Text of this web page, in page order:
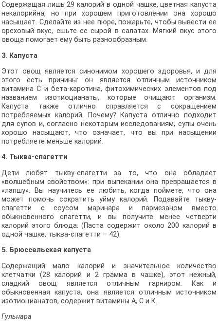
Содержащая лишь 29 калорий в одной чашке, цветная капуста
некалорийна, но при хорошем приготовлении она хорошо
насыщает. Сделайте из нее пюре, пожарьте, чтобы вывести ее
ореховый вкус, ешьте ее сырой в салатах. Мягкий вкус этого
овоща помогает ему быть разнообразным.
3. Капуста
Этот овощ является синонимом хорошего здоровья, и для
этого есть причины: он является отличным источником
витамина С и бета-каротина, фитохимических элементов под
названием изотиоцианаты, которые очищают организм.
Капуста также отлично справляется с сокращением
потребляемых калорий. Почему? Капуста отлично подходит
для супов и, согласно некоторым исследованиям, супы очень
хорошо насыщают, что означает, что вы при насыщении
потребляете меньше калорий.
4. Тыква-спагетти
Дети любят тыкву-спагетти за то, что она обладает
«волшебным свойством»: при выпекании она превращается в
«лапшу». Вы научитесь ее любить, когда поймете, что она
может помочь сократить уйму калорий. Подавайте тыкву-
спагетти с соусом маринара и пармезаном вместо
обыкновенного спагетти, и вы получите менее четверти
калорий этого блюда. (Паста содержит около 200 калорий в
одной чашке, тыква-спагетти – 42).
5. Брюссельская капуста
Содержащий мало калорий и значительное количество
клетчатки (28 калорий и 2 грамма в чашке), этот нежный,
сладкий овощ является отличным гарниром. Как и
обыкновенная капуста, она является отличным источником
изотиоцианатов, содержит витамины А, С и К.
Гульнара